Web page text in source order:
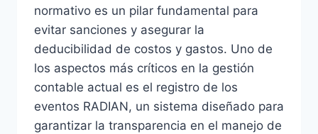
normativo es un pilar fundamental para
evitar sanciones y asegurar la
deducibilidad de costos y gastos. Uno de
los aspectos más críticos en la gestión
contable actual es el registro de los
eventos RADIAN, un sistema diseñado para
garantizar la transparencia en el manejo de